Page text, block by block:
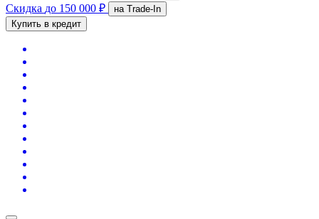
Скидка до 150 000 ₽
на Trade-In
Купить в кредит